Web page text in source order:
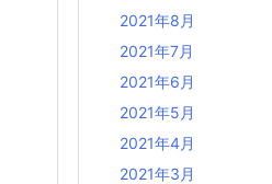
2021年8月
2021年7月
2021年6月
2021年5月
2021年4月
2021年3月